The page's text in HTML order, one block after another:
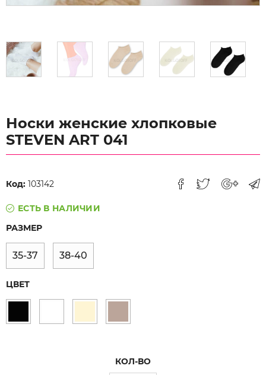
Носки женские хлопковые
STEVEN ART 041
Код: 103142
ЕСТЬ В НАЛИЧИИ
РАЗМЕР
35-37 38-40
ЦВЕТ
КОЛ-ВО